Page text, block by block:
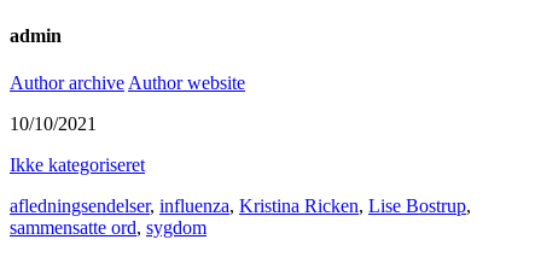
admin
Author archive Author website
10/10/2021
Ikke kategoriseret
afledningsendelser, influenza, Kristina Ricken, Lise Bostrup,
sammensatte ord, sygdom